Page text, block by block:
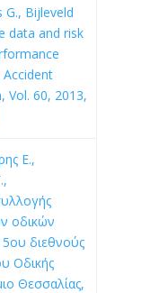
G., Bijleveld
data and risk
Accident
Vol. 60, 2013,
Ε.,
οδικών
5ου διεθνούς
Οδικής
Θεσσαλίας,